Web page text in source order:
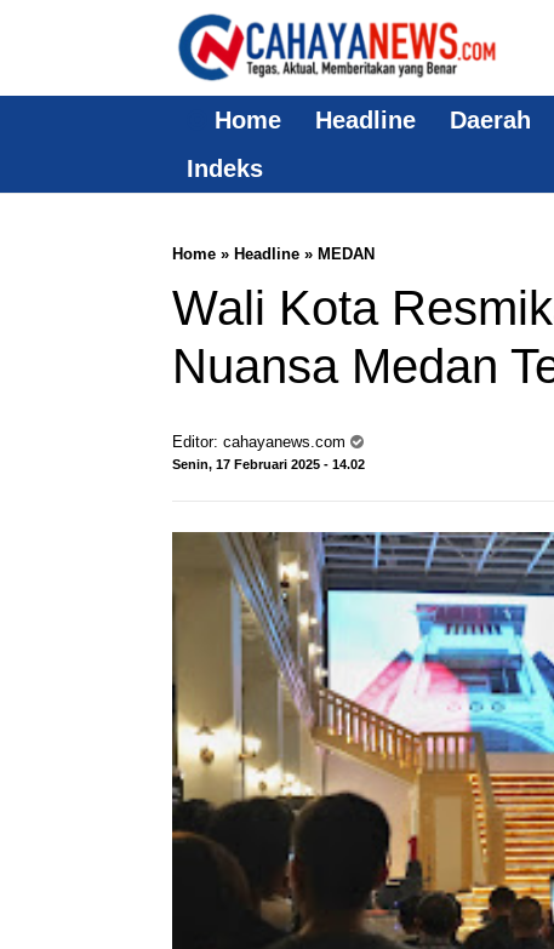
Home Headline Daerah
Indeks
Home » Headline » MEDAN
Wali Kota
Nuansa Medan
Editor: cahayanews.com
Senin, 17 Februari 2025 - 14.02